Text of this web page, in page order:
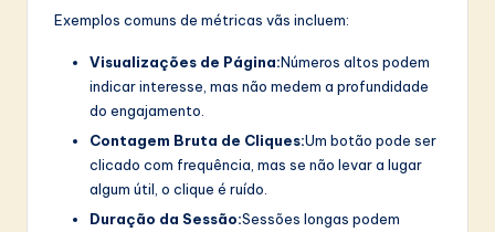
Exemplos comuns de métricas vãs incluem:
Visualizações de Página:Números altos podem
indicar interesse, mas não medem a profundidade
do engajamento.
Contagem Bruta de Cliques:Um botão pode ser
clicado com frequência, mas se não levar a lugar
algum útil, o clique é ruído.
Duração da Sessão:Sessões longas podem